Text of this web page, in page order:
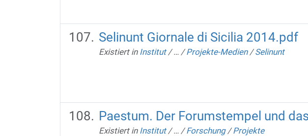
Selinunt Giornale di Sicilia 2014.pdf
Existiert in Institut /… /Projekte-Medien /Selinunt
Paestum. Der Forumstempel und
Existiert in Institut /… /Forschung /Projekte